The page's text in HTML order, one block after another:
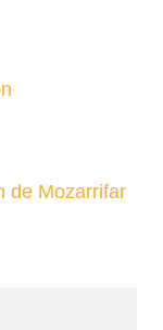
de Mozarrifar